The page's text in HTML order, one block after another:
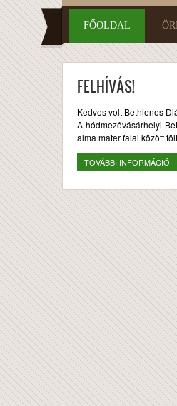
FŐOLDAL
FELHÍVÁS!
Kedves volt Bethlenes
A hódmezővásárhelyi
alma mater falai között
TOVÁBBI INFORMÁCIÓ